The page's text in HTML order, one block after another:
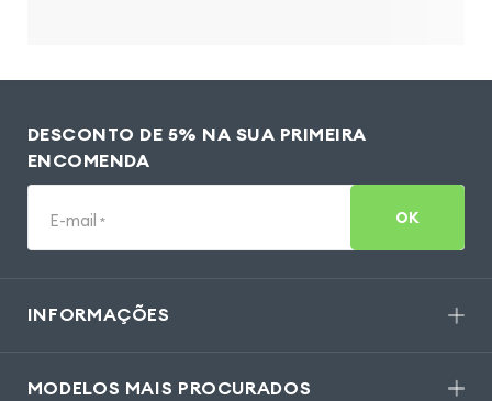
DESCONTO DE 5% NA SUA PRIMEIRA
ENCOMENDA
E-mail * OK
INFORMAÇÕES
MODELOS MAIS PROCURADOS